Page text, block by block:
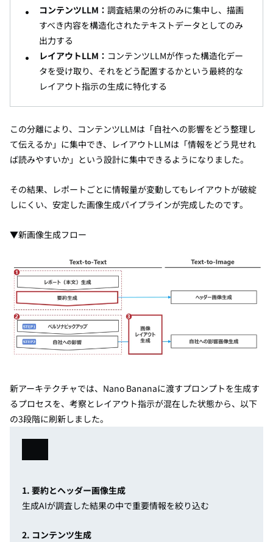
コンテンツLLM： 調査結果の分析のみに集中し、描画
すべき内容を構造化されたテキストデータとしてのみ
出力する
レイアウトLLM： コンテンツLLMが作った構造化デー
タを受け取り、それをどう配置するかという最終的な
レイアウト指示の生成に特化する
この分離により、コンテンツLLMは「自社への影響をどう整理し
て伝えるか」に集中でき、レイアウトLLMは「情報をどう見せれ
ば読みやすいか」という設計に集中できるようになりました。
その結果、レポートごとに情報量が変動してもレイアウトが破綻
しにくい、安定した画像生成パイプラインが完成したのです。
▼新画像生成フロー
新アーキテクチャでは、Nano Bananaに渡すプロンプトを生成す
るプロセスを、考察とレイアウト指示が混在した状態から、以下
の3段階に刷新しました。
1. 要約とヘッダー画像生成
生成AIが調査した結果の中で重要情報を絞り込む
2. コンテンツ生成